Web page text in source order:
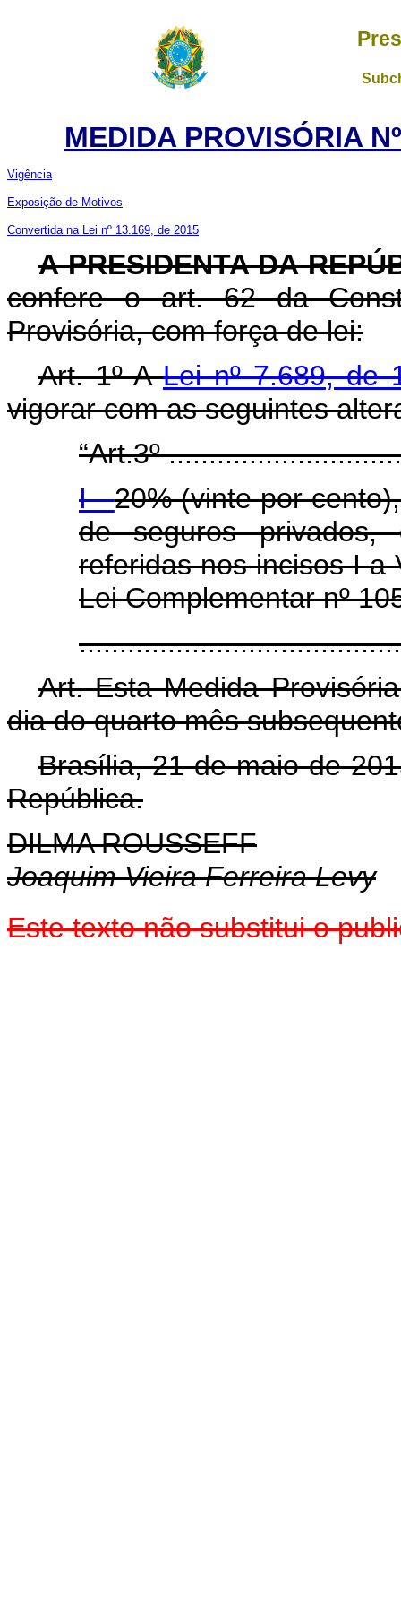
MEDIDA PROVISÓRIA
Vigência
Exposição de Motivos
Convertida na Lei nº 13.169, de 2015
A PRESIDENTA DA
confere o art. 62 da
Provisória, com força de lei:
Art. 1º ALei nº 7.689, de
vigorar com as seguintes
“Art.3º
I -20% (vinte por
de seguros
referidas nos incisos I a
Lei Complementar nº
Art. Esta Medida
dia do quarto mês
Brasília, 21 de maio de
República.
DILMA ROUSSEFF
Joaquim Vieira Ferreira Levy
Este texto não substitui o